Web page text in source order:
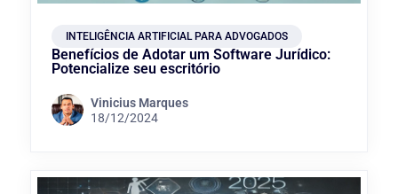
INTELIGÊNCIA ARTIFICIAL PARA ADVOGADOS
Benefícios de Adotar um Software Jurídico:
Potencialize seu escritório
Vinicius Marques
18/12/2024